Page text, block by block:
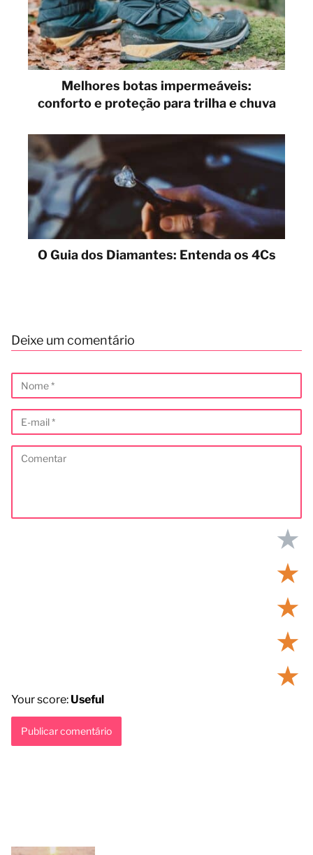
Melhores botas impermeáveis:
conforto e proteção para trilha e chuva
O Guia dos Diamantes: Entenda os 4Cs
Deixe um comentário
★
★
★
★
★
Your score: Useful